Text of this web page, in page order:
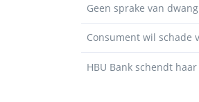
Geen sprake van
Consument wil schade
HBU Bank schendt